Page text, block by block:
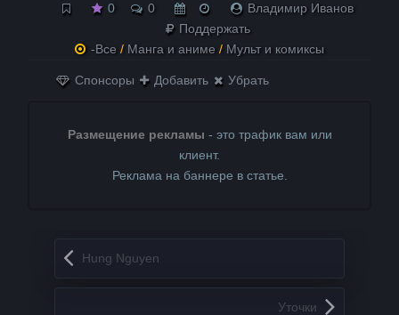
0 0
Владимир Иванов
Поддержать
-Все / Манга и аниме / Мульт и комиксы
Спонсоры Добавить Убрать
Размещение рекламы - это трафик вам или
клиент.
Реклама на баннере в статье.
Запись навигация
Hung Nguyen
Уточки